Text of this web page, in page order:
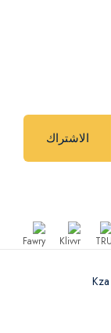
الاشتراك